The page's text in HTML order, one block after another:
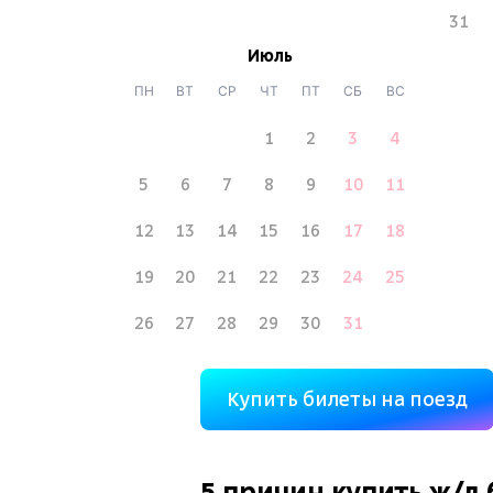
31
Июль
ПН ВТ СР ЧТ ПТ СБ ВС
1 2 3 4
5 6 7 8 9 10 11
12 13 14 15 16 17 18
19 20 21 22 23 24 25
26 27 28 29 30 31
Купить билеты на поезд